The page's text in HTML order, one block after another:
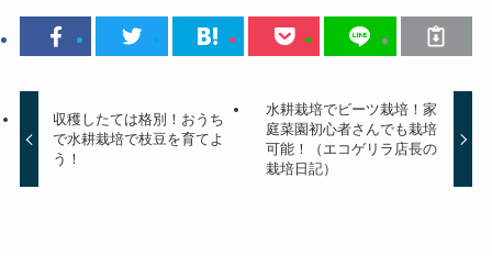
収穫したては格別！おうち
で水耕栽培で枝豆を育てよ
う！
水耕栽培でビーツ栽培！家
庭菜園初心者さんでも栽培
可能！（エコゲリラ店長の
栽培日記）